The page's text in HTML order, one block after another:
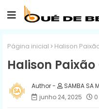
Página inicial Halison
Halison Paixão
SAMBA SA
junho 24, 2025